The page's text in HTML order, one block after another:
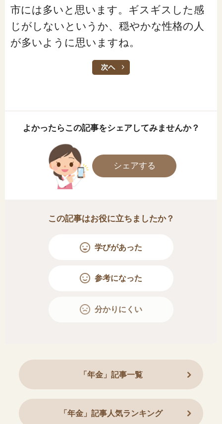
市には多いと思います。ギスギスした感
じがしないというか、穏やかな性格の人
が多いように思いますね。
よかったらこの記事をシェアしてみませんか？
シェアする
この記事はお役に立ちましたか？
学びがあった
参考になった
分かりにくい
「年金」記事一覧
「年金」記事人気ランキング